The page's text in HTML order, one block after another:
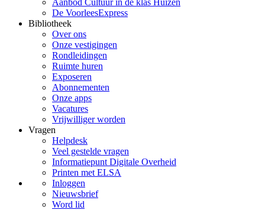
Aanbod Cultuur in de klas Huizen
De VoorleesExpress
Bibliotheek
Over ons
Onze vestigingen
Rondleidingen
Ruimte huren
Exposeren
Abonnementen
Onze apps
Vacatures
Vrijwilliger worden
Vragen
Helpdesk
Veel gestelde vragen
Informatiepunt Digitale Overheid
Printen met ELSA
Inloggen
Nieuwsbrief
Word lid